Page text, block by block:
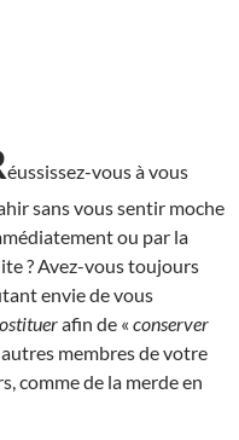
éussissez-vous à vous
sans vous sentir moche
ou par la
? Avez-vous toujours
envie de vous
afin de « conserver
autres membres de votre
comme de la merde en